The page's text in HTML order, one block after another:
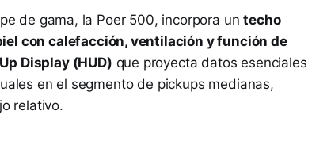
de gama, la Poer 500, incorpora untecho
con calefacción, ventilación y función de
Display (HUD) que proyecta datos esenciales
en el segmento de pickups medianas,
relativo.